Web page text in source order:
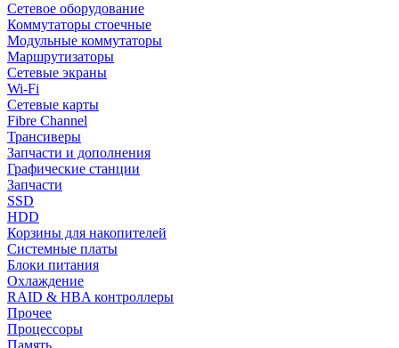
Сетевое оборудование
Коммутаторы стоечные
Модульные коммутаторы
Маршрутизаторы
Сетевые экраны
Wi-Fi
Сетевые карты
Fibre Channel
Трансиверы
Запчасти и дополнения
Графические станции
Запчасти
SSD
HDD
Корзины для накопителей
Системные платы
Блоки питания
Охлаждение
RAID & HBA контроллеры
Прочее
Процессоры
Память